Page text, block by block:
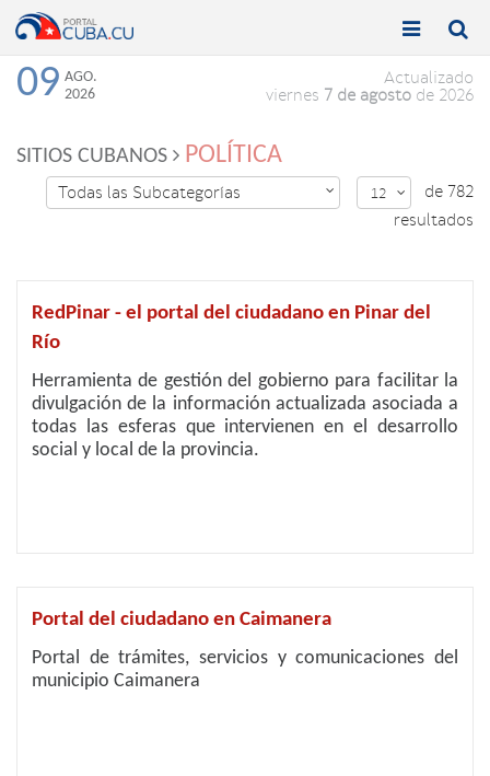
Toggle

Toggle

09 AGO.
2026
Actualizado
viernes 7 de agosto de 2026
SITIOS CUBANOS POLÍTICA
Todas las Subcategorías  12 
de 782
resultados
RedPinar - el portal del ciudadano en Pinar del
Río
Herramienta de gestión del gobierno para facilitar la
divulgación de la información actualizada asociada a
todas las esferas que intervienen en el desarrollo
social y local de la provincia.
Portal del ciudadano en Caimanera
Portal de trámites, servicios y comunicaciones del
municipio Caimanera